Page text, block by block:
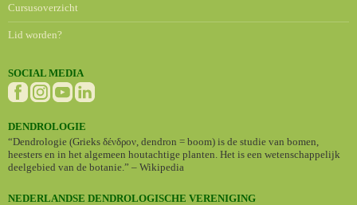
Cursusoverzicht
Lid worden?
SOCIAL MEDIA
DENDROLOGIE
“Dendrologie (Grieks δένδρον, dendron = boom) is de studie van bomen,
heesters en in het algemeen houtachtige planten. Het is een wetenschappelijk
deelgebied van de botanie.” – Wikipedia
NEDERLANDSE DENDROLOGISCHE VERENIGING